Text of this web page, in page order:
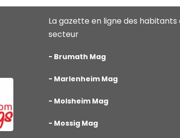
La gazette en ligne des habitants
secteur
- Brumath Mag
- Marlenheim Mag
- Molsheim Mag
- Mossig Mag